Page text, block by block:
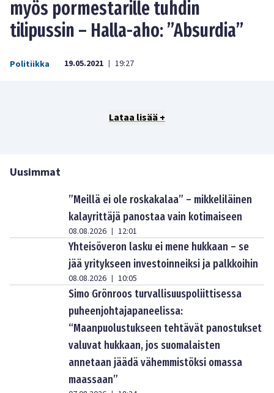
myös pormestarille tuhdin
tilipussin – Halla-aho: ”Absurdia”
Politiikka 19.05.2021 | 19:27
Lataa lisää +
Uusimmat
”Meillä ei ole roskakalaa” – mikkeliläinen
kalayrittäjä panostaa vain kotimaiseen
08.08.2026 | 12:01
Yhteisöveron lasku ei mene hukkaan – se
jää yritykseen investoinneiksi ja palkkoihin
08.08.2026 | 10:05
Simo Grönroos turvallisuuspoliittisessa
puheenjohtajapaneelissa:
“Maanpuolustukseen tehtävät panostukset
valuvat hukkaan, jos suomalaisten
annetaan jäädä vähemmistöksi omassa
maassaan”